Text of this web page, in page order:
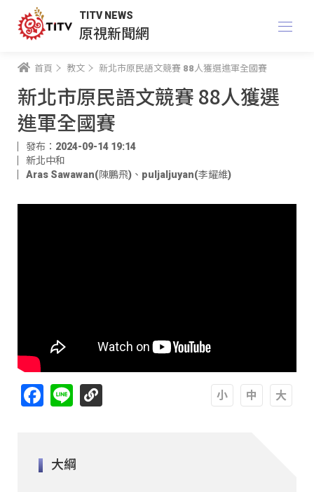
TITV NEWS
原視新聞網
首頁 教文 新北市原民語文競賽 88人獲選進軍全國賽
新北市原民語文競賽 88人獲選
進軍全國賽
發布：2024-09-14 19:14
新北中和
Aras Sawawan(陳鵬飛) 、 puljaljuyan(李耀維)
Facebook
Line
大綱